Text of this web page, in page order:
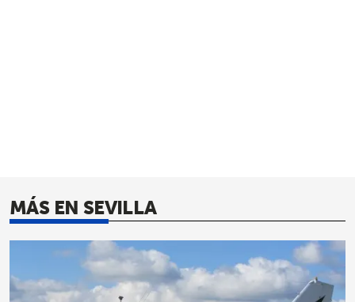
MÁS EN SEVILLA